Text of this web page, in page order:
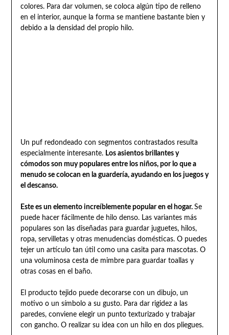
colores. Para dar volumen, se coloca algún tipo de relleno
en el interior, aunque la forma se mantiene bastante bien y
debido a la densidad del propio hilo.
Un puf redondeado con segmentos contrastados resulta
especialmente interesante. Los asientos brillantes y
cómodos son muy populares entre los niños, por lo que a
menudo se colocan en la guardería, ayudando en los juegos y
el descanso.
Este es un elemento increíblemente popular en el hogar. Se
puede hacer fácilmente de hilo denso. Las variantes más
populares son las diseñadas para guardar juguetes, hilos,
ropa, servilletas y otras menudencias domésticas. O puedes
tejer un artículo tan útil como una casita para mascotas. O
una voluminosa cesta de mimbre para guardar toallas y
otras cosas en el baño.
El producto tejido puede decorarse con un dibujo, un
motivo o un símbolo a su gusto. Para dar rigidez a las
paredes, conviene elegir un punto texturizado y trabajar
con gancho. O realizar su idea con un hilo en dos pliegues.